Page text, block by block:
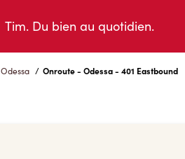
Tim. Du bien au quotidien.
Odessa / Onroute - Odessa - 401 Eastbound